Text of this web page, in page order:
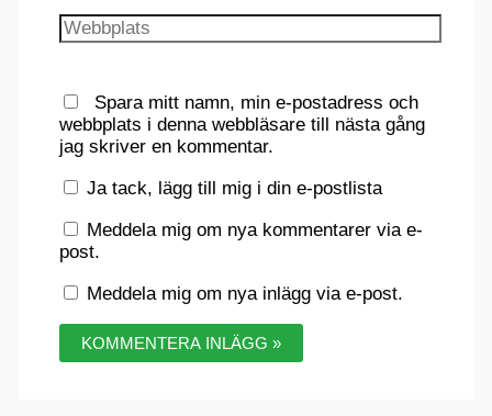
Webbplats
Spara mitt namn, min e-postadress och
webbplats i denna webbläsare till nästa gång
jag skriver en kommentar.
Ja tack, lägg till mig i din e-postlista
Meddela mig om nya kommentarer via e-
post.
Meddela mig om nya inlägg via e-post.